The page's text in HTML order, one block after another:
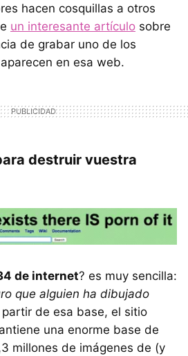
hacen cosquillas a otros
un interesante artículo sobre
de grabar uno de los
en esa web.
destruir vuestra
de internet? es muy sencilla:
que alguien ha dibujado
partir de esa base, el sitio
una enorme base de
millones de imágenes de (y